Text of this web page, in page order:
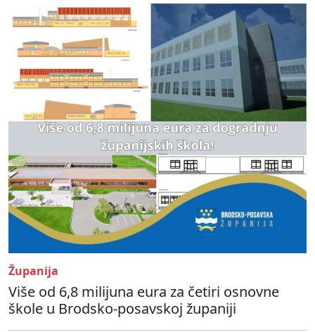
Županija
Više od 6,8 milijuna eura za četiri osnovne
škole u Brodsko-posavskoj županiji